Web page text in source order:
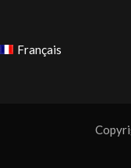
Français